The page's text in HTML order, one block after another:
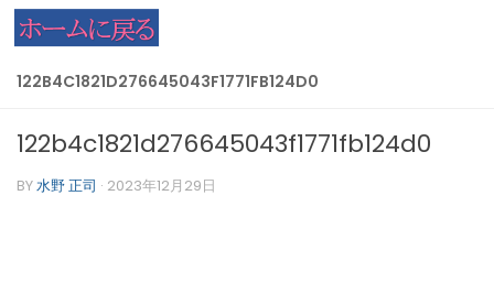
コンテンツへスキップ
122B4C1821D276645043F1771FB124D0
122b4c1821d276645043f1771fb124d0
BY水野 正司 · 2023年12月29日